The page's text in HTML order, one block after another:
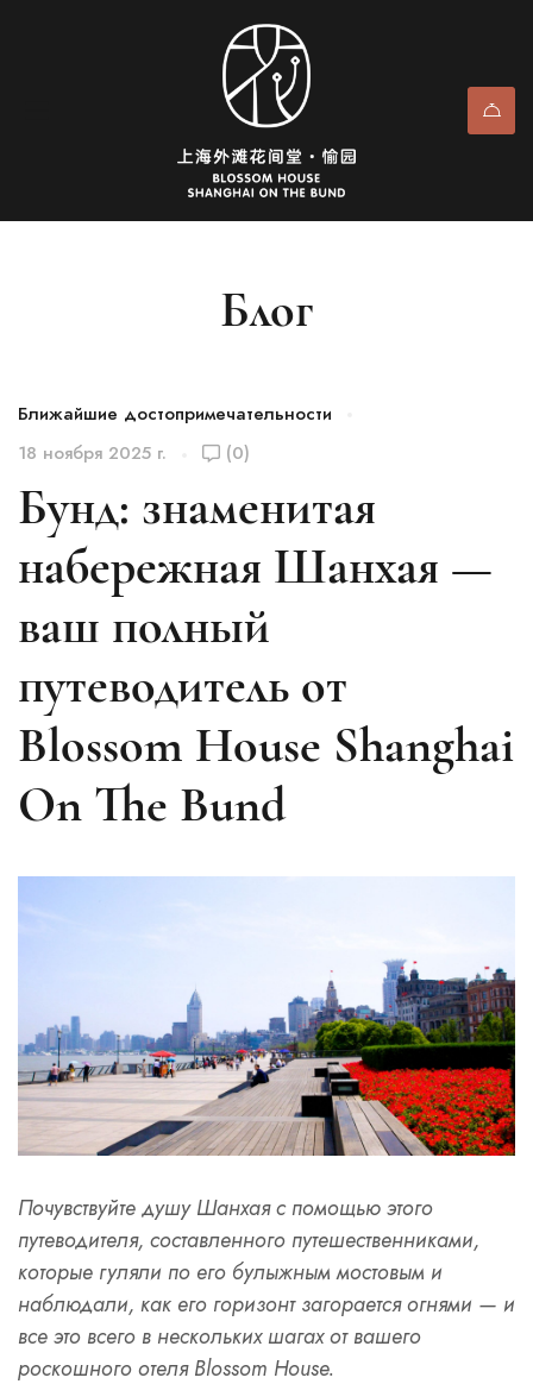
Блог
Ближайшие достопримечательности
18 ноября 2025 г.
(0)
Бунд: знаменитая
набережная Шанхая —
ваш полный
путеводитель от
Blossom House Shanghai
On The Bund
Почувствуйте душу Шанхая с помощью этого
путеводителя, составленного путешественниками,
которые гуляли по его булыжным мостовым и
наблюдали, как его горизонт загорается огнями — и
все это всего в нескольких шагах от вашего
роскошного отеля Blossom House.